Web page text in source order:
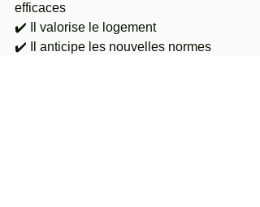
efficaces
✔️ Il valorise le logement
✔️ Il anticipe les nouvelles normes